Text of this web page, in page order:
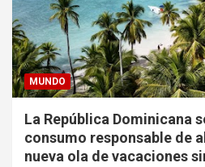
MUNDO
La República Dominicana
consumo responsable de
nueva ola de vacaciones